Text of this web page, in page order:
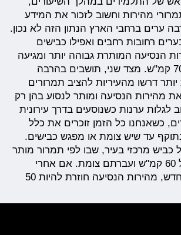
מהירות וחשוב לזכור את המידע
ערים ברחבי הארץ הנתון הזה לא נכון.
רחובות רחבים ואפילו כבישים
הנסיעה המותרת גבוהה יותר ומגיעה
לפעמים אפילו ל- 70 קמ"ש. מצד שני, תושבים בהרבה
דרשו מהעיריות להציב תמרורים
מהירות הנסיעה ומותר לנסוע בהן רק
לגלות ערנות כשנוסעים בדרך עירונית
כשאנחנו כל הזמן זוכרים את כלל
עד שיש צומת או מפגש כבישים.
מרכזי בעיר, שבו לפי תמרור מותר
לנסוע במהירות של 60 קמ"ש ועברתם צומת. אם אחרי
הצומת אין תמרור חדש, מהירות הנסיעה חוזרת להיות 50